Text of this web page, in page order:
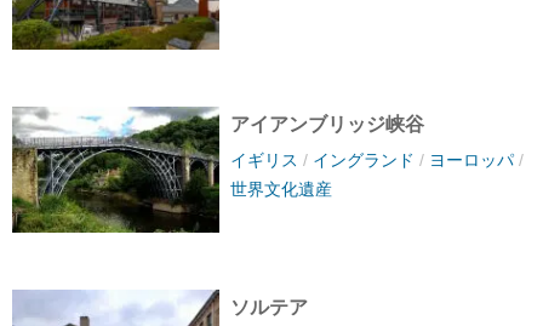
アイアンブリッジ峡谷
イギリス / イングランド / ヨーロッパ/
世界文化遺産
ソルテア